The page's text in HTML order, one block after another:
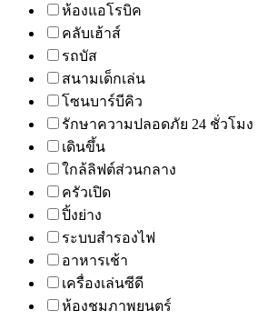
ห้องแอโรบิค
คลับเฮ้าส์
รถบัส
สนามเด็กเล่น
โซนบาร์บีคิว
รักษาความปลอดภัย 24 ชั่วโมง
เดินขึ้น
ใกล้ลิฟต์ส่วนกลาง
ครัวเปิด
ปิ้งย่าง
ระบบสำรองไฟ
อาหารเช้า
เครื่องเล่นซีดี
ห้องชมภาพยนตร์